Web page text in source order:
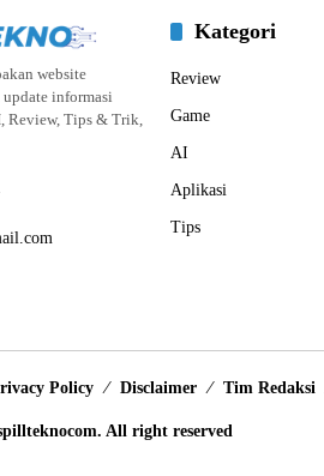
website
informasi
Review, Tips & Trik,
Kategori
Review
Game
AI
Aplikasi
Tips
Policy Disclaimer Tim Redaksi
All right reserved